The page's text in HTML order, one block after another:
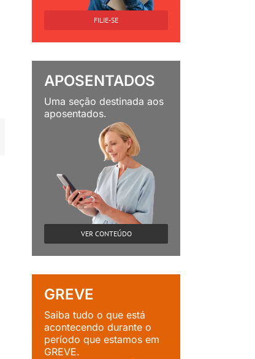
FILIE-SE
APOSENTADOS
Uma seção destinada aos
aposentados.
VER CONTEÚDO
GREVE
Saiba tudo o que está
acontecendo durante o
período que estamos em
GREVE.